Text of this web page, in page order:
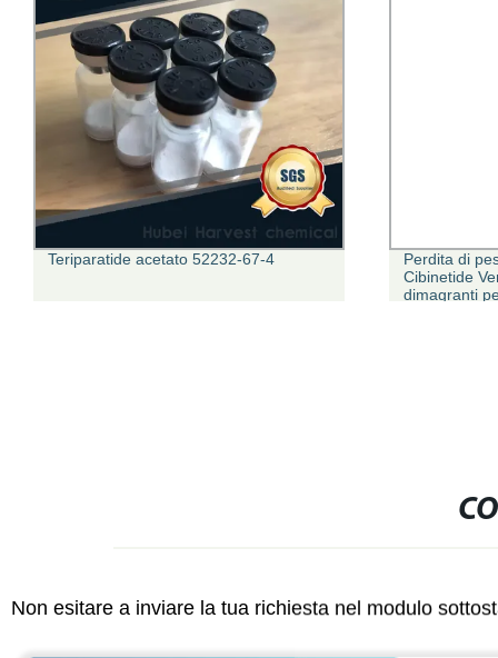
Teriparatide acetato 52232-67-4
Perdita di
Cibinetide
dimagranti
Non esitare a inviare la tua richiesta nel modulo